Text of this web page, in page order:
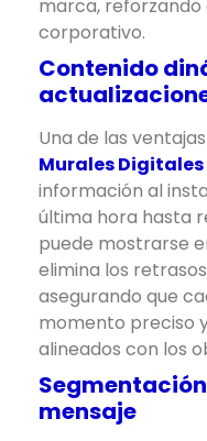
marca,
corporativo.
Contenido
Una de las
Murales Digitales
información al
última hora hasta
puede mostrarse
elimina los
asegurando que
momento preciso
alineados con los
mensaje